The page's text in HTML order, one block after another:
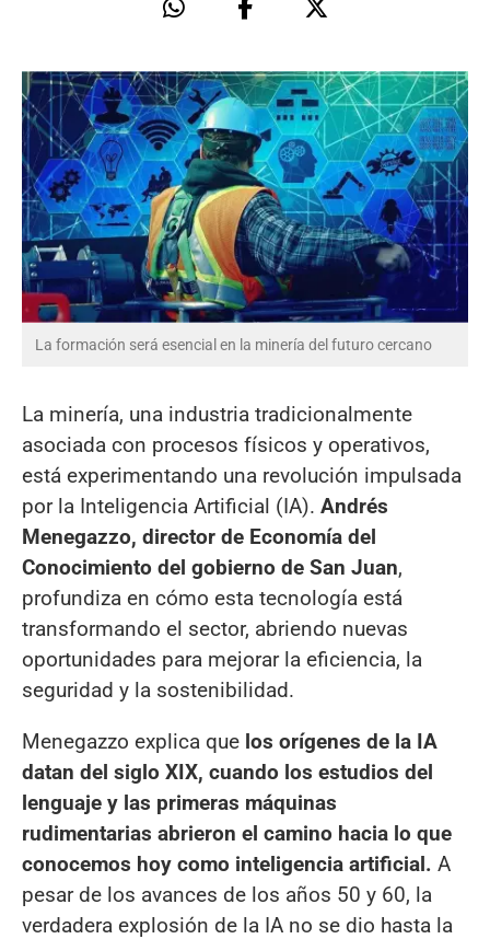
La formación será esencial en la minería del futuro cercano
La minería, una industria tradicionalmente
asociada con procesos físicos y operativos,
está experimentando una revolución impulsada
por la Inteligencia Artificial (IA). Andrés
Menegazzo, director de Economía del
Conocimiento del gobierno de San Juan,
profundiza en cómo esta tecnología está
transformando el sector, abriendo nuevas
oportunidades para mejorar la eficiencia, la
seguridad y la sostenibilidad.
Menegazzo explica que los orígenes de la IA
datan del siglo XIX, cuando los estudios del
lenguaje y las primeras máquinas
rudimentarias abrieron el camino hacia lo que
conocemos hoy como inteligencia artificial. A
pesar de los avances de los años 50 y 60, la
verdadera explosión de la IA no se dio hasta la